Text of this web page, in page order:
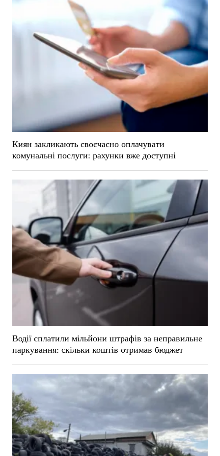
Киян закликають своєчасно оплачувати
комунальні послуги: рахунки вже доступні
Водії сплатили мільйони штрафів за неправильне
паркування: скільки коштів отримав бюджет